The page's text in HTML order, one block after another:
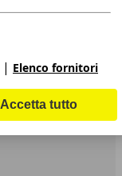
| Elenco fornitori
Accetta tutto